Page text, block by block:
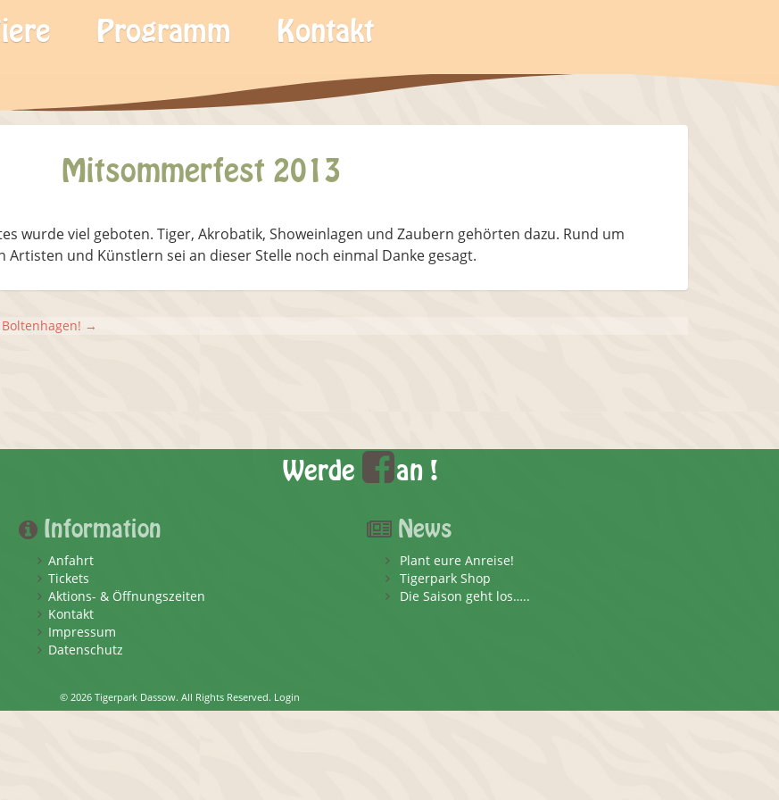
Programm Kontakt
Mitsommerfest 2013
wurde viel geboten. Tiger, Akrobatik, Showeinlagen und Zaubern gehörten dazu. Rund um
Artisten und Künstlern sei an dieser Stelle noch einmal Danke gesagt.
→
Werde an !
Information
Anfahrt
Tickets
Aktions- & Öffnungszeiten
Kontakt
Impressum
Datenschutz
News
Plant eure Anreise!
Tigerpark Shop
Die Saison geht los…..
© 2026 Tigerpark Dassow. All Rights Reserved. Login